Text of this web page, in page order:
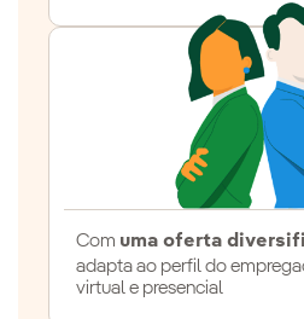
Com uma oferta
adapta ao perfil do
virtual e presencial